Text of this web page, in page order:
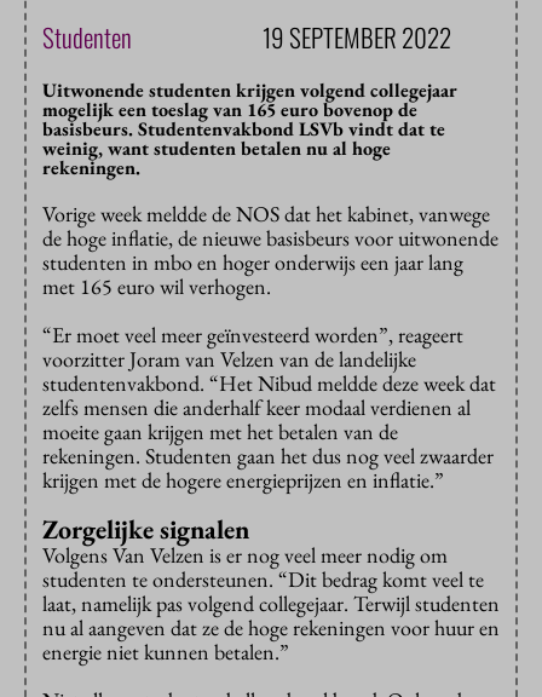
Studenten 19 SEPTEMBER 2022
Uitwonende studenten krijgen volgend collegejaar
mogelijk een toeslag van 165 euro bovenop de
basisbeurs. Studentenvakbond LSVb vindt dat te
weinig, want studenten betalen nu al hoge
rekeningen.
Vorige week meldde de NOS dat het kabinet, vanwege
de hoge inflatie, de nieuwe basisbeurs voor uitwonende
studenten in mbo en hoger onderwijs een jaar lang
met 165 euro wil verhogen.
“Er moet veel meer geïnvesteerd worden”, reageert
voorzitter Joram van Velzen van de landelijke
studentenvakbond. “Het Nibud meldde deze week dat
zelfs mensen die anderhalf keer modaal verdienen al
moeite gaan krijgen met het betalen van de
rekeningen. Studenten gaan het dus nog veel zwaarder
krijgen met de hogere energieprijzen en inflatie.”
Zorgelijke signalen
Volgens Van Velzen is er nog veel meer nodig om
studenten te ondersteunen. “Dit bedrag komt veel te
laat, namelijk pas volgend collegejaar. Terwijl studenten
nu al aangeven dat ze de hoge rekeningen voor huur en
energie niet kunnen betalen.”